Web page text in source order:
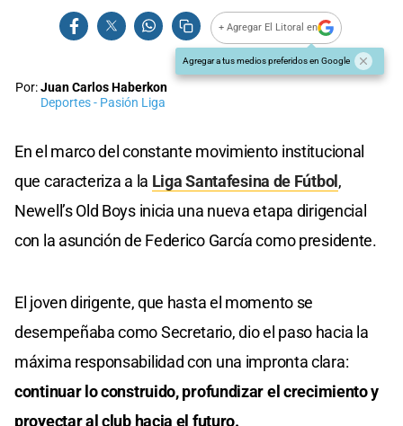
+ Agregar El Litoral en
Agregar a tus medios preferidos en Google
Por:Juan Carlos Haberkon
Deportes - Pasión Liga
En el marco del constante movimiento institucional
que caracteriza a la Liga Santafesina de Fútbol,
Newell’s Old Boys inicia una nueva etapa dirigencial
con la asunción de Federico García como presidente.
El joven dirigente, que hasta el momento se
desempeñaba como Secretario, dio el paso hacia la
máxima responsabilidad con una impronta clara:
continuar lo construido, profundizar el crecimiento y
proyectar al club hacia el futuro.